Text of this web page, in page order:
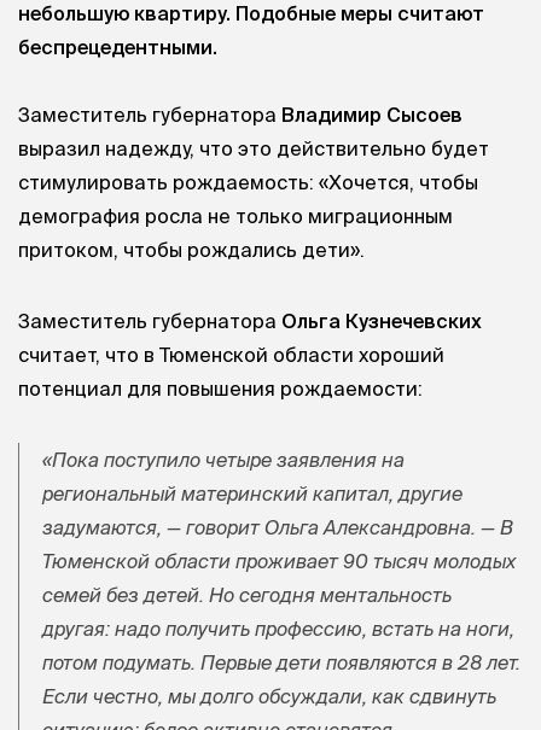
небольшую квартиру. Подобные меры считают
беспрецедентными.
Заместитель губернатора Владимир Сысоев
выразил надежду, что это действительно будет
стимулировать рождаемость: «Хочется, чтобы
демография росла не только миграционным
притоком, чтобы рождались дети».
Заместитель губернатора Ольга Кузнечевских
считает, что в Тюменской области хороший
потенциал для повышения рождаемости:
«Пока поступило четыре заявления на
региональный материнский капитал, другие
задумаются, — говорит Ольга Александровна. — В
Тюменской области проживает 90 тысяч молодых
семей без детей. Но сегодня ментальность
другая: надо получить профессию, встать на ноги,
потом подумать. Первые дети появляются в 28 лет.
Если честно, мы долго обсуждали, как сдвинуть